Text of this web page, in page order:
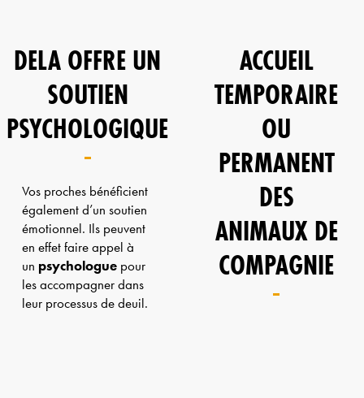
DELA OFFRE UN
SOUTIEN
PSYCHOLOGIQUE
Vos proches bénéficient
également d’un soutien
émotionnel. Ils peuvent
en effet faire appel à
un psychologuepour
les accompagner dans
leur processus de deuil.
ACCUEIL
TEMPORAIRE
OU
PERMANENT
DES
ANIMAUX DE
COMPAGNIE